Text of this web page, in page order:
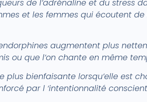
de l’adrénaline et du stress
et les femmes qui écoutent
augmentent plus
ou que l’on chante en même
plus bienfaisante lorsqu’elle est
par l ‘intentionnalité